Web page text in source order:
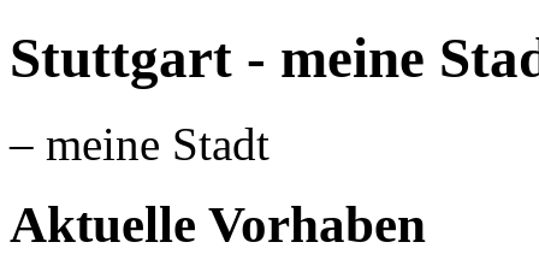
Stuttgart - meine
– meine Stadt
Aktuelle Vorhaben